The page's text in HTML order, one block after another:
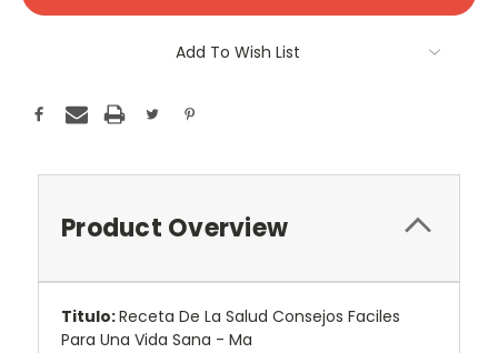
Add To Wish List
Product Overview
Titulo:Receta De La Salud Consejos Faciles
Para Una Vida Sana - Ma